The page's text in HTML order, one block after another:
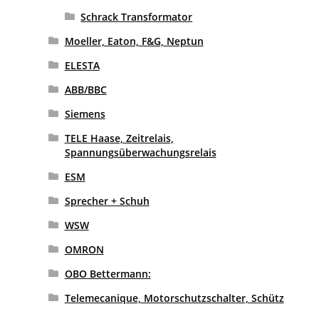
Schrack Transformator
Moeller, Eaton, F&G, Neptun
ELESTA
ABB/BBC
Siemens
TELE Haase, Zeitrelais,
Spannungsüberwachungsrelais
ESM
Sprecher + Schuh
WSW
OMRON
OBO Bettermann:
Telemecanique, Motorschutzschalter, Schütz